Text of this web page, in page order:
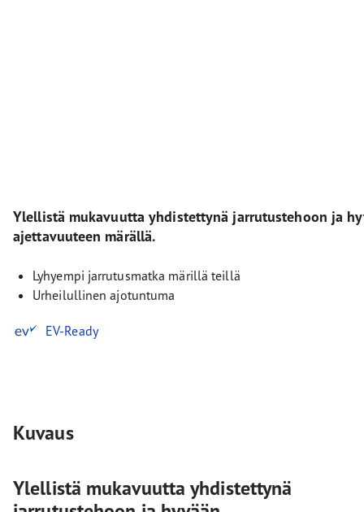
Ylellistä mukavuutta yhdistettynä jarrutustehoon ja
ajettavuuteen märällä.
Lyhyempi jarrutusmatka märillä teillä
Urheilullinen ajotuntuma
EV-Ready
Kuvaus
Ylellistä mukavuutta yhdistettynä